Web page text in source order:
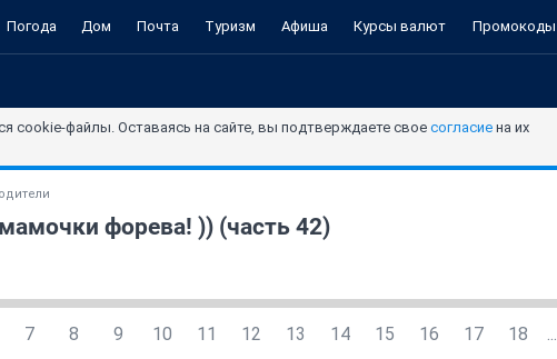
Погода Дом Почта Туризм Афиша Курсы валют Промокоды
cookie-файлы. Оставаясь на сайте, вы подтверждаете свое согласие на их
форева! )) (часть 42)
7 8 9 10 11 12 13 14 15 16 17 18 ...